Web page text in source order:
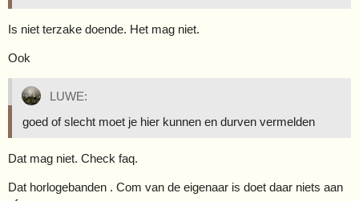
Is niet terzake doende. Het mag niet.
Ook
LUWE:
goed of slecht moet je hier kunnen en durven vermelden
Dat mag niet. Check faq.
Dat horlogebanden . Com van de eigenaar is doet daar niets aan